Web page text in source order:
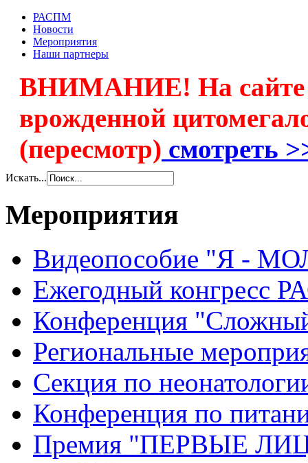
РАСПМ
Новости
Мероприятия
Наши партнеры
ВНИМАНИЕ! На сайте
врожденной
(пересмотр) смотреть
Искать...
Мероприятия
Видеопособие "Я -
Ежегодный конгресс
Конференция
Региональные
Секция по
Конференция по
Премия "ПЕРВЫЕ